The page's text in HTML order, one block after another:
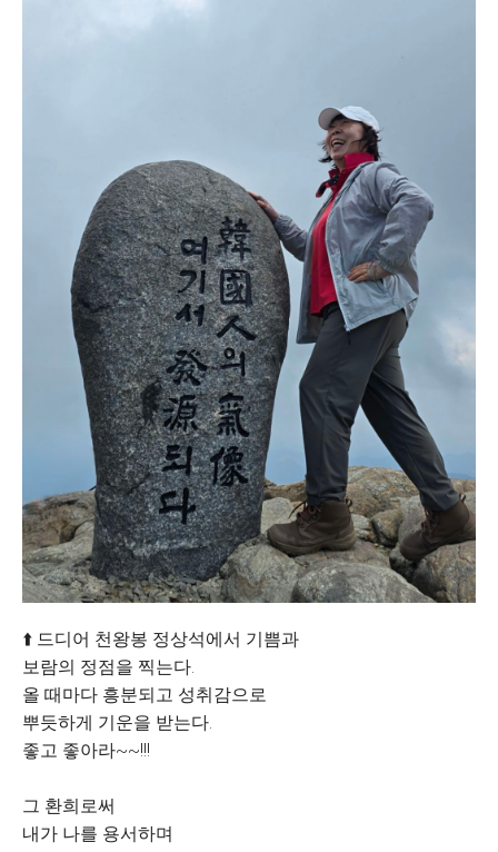
⬆️ 드디어 천왕봉 정상석에서 기쁨과
보람의 정점을 찍는다.
올 때마다 흥분되고 성취감으로
뿌듯하게 기운을 받는다.
좋고 좋아라~~!!!
그 환희로써
내가 나를 용서하며